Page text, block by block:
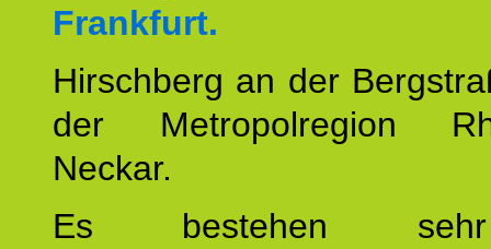
Frankfurt.
Hirschberg an der
der Metropolregion
Neckar.
Es bestehen